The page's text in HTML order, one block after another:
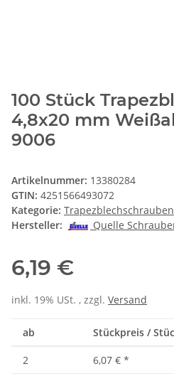
100 Stück
4,8x20 mm
9006
Artikelnummer: 13380284
GTIN: 4251566493072
Kategorie: Trapezblechschrauben
Hersteller:
Quelle
6,19 €
inkl. 19% USt. , zzgl. Versand
ab Stückpreis /
2 6,07 € *